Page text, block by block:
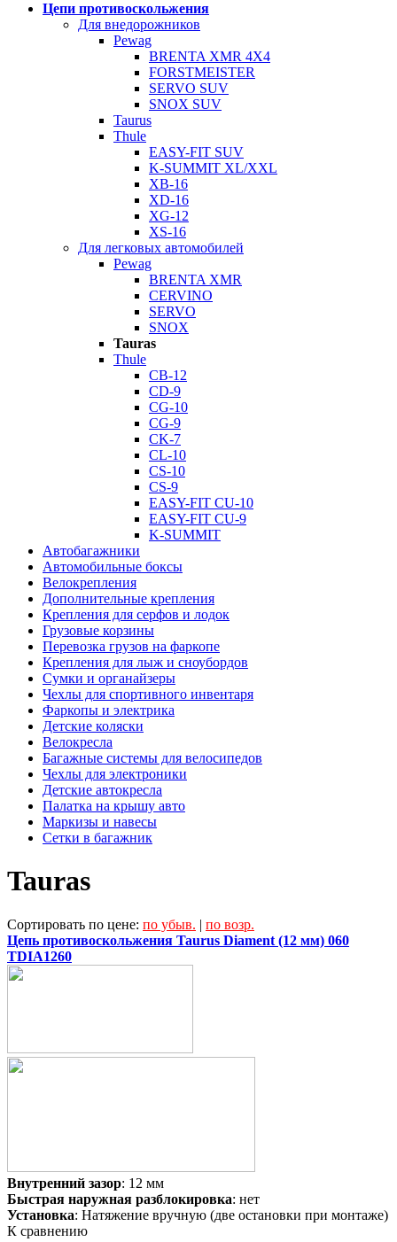
Цепи противоскольжения
Для внедорожников
Pewag
BRENTA XMR 4X4
FORSTMEISTER
SERVO SUV
SNOX SUV
Taurus
Thule
EASY-FIT SUV
K-SUMMIT XL/XXL
XB-16
XD-16
XG-12
XS-16
Для легковых автомобилей
Pewag
BRENTA XMR
CERVINO
SERVO
SNOX
Tauras
Thule
CB-12
CD-9
CG-10
CG-9
CK-7
CL-10
CS-10
CS-9
EASY-FIT CU-10
EASY-FIT CU-9
K-SUMMIT
Автобагажники
Автомобильные боксы
Велокрепления
Дополнительные крепления
Крепления для серфов и лодок
Грузовые корзины
Перевозка грузов на фаркопе
Крепления для лыж и сноубордов
Сумки и органайзеры
Чехлы для спортивного инвентаря
Фаркопы и электрика
Детские коляски
Велокресла
Багажные системы для велосипедов
Чехлы для электроники
Детские автокресла
Палатка на крышу авто
Маркизы и навесы
Сетки в багажник
Tauras
Сортировать по цене: по убыв. | по возр.
Цепь противоскольжения Taurus Diament (12 мм) 060
TDIA1260
Внутренний зазор: 12 мм
Быстрая наружная разблокировка: нет
Установка: Натяжение вручную (две остановки при монтаже)
К сравнению